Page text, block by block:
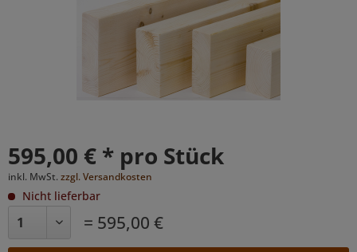
595,00 € * pro Stück
inkl. MwSt. zzgl. Versandkosten
Nicht lieferbar
= 595,00 €